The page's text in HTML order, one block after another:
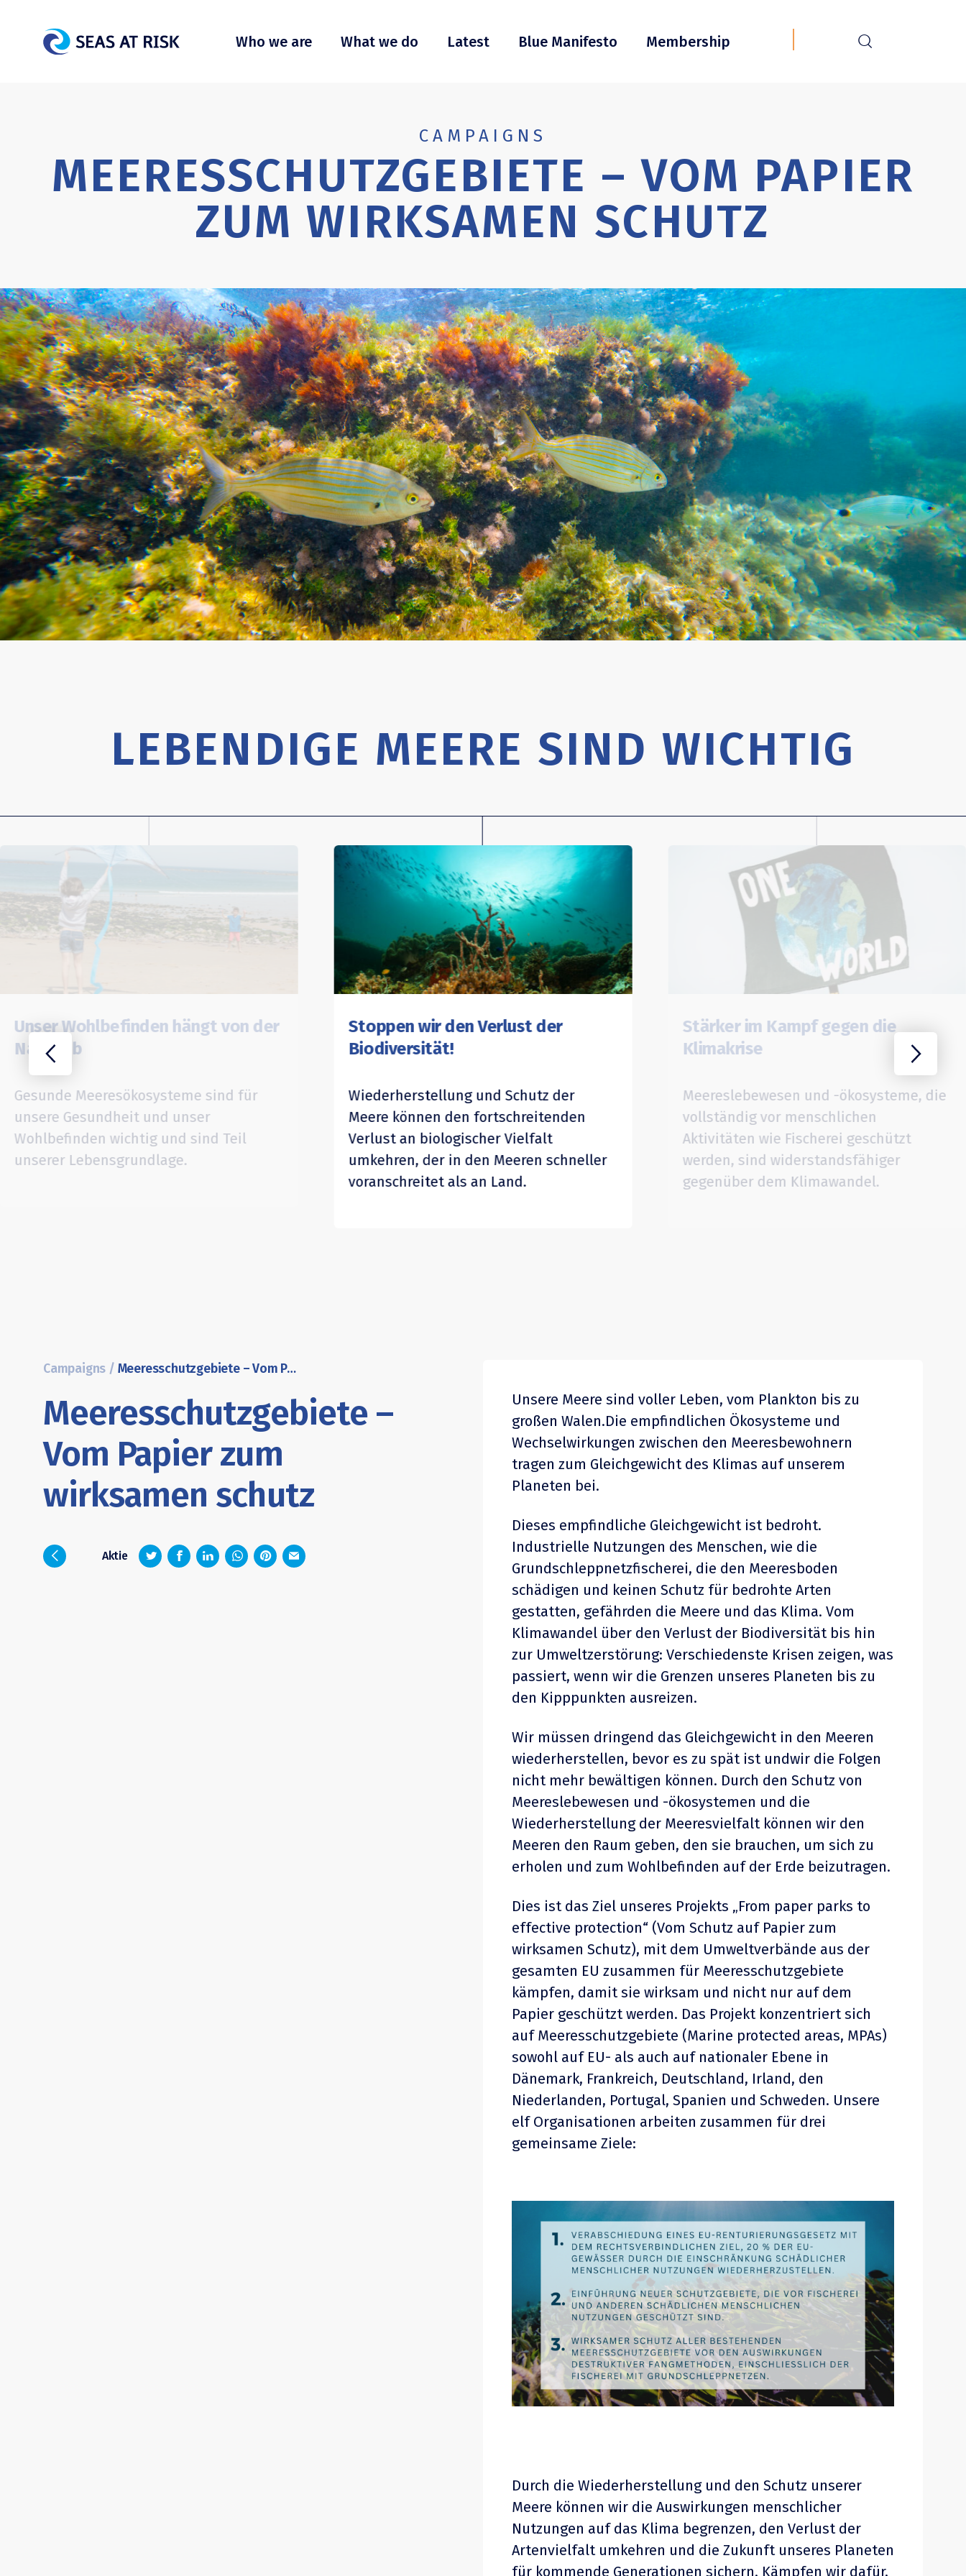
Who we are What we do Latest Blue Manifesto Membership r
CAMPAIGNS
MEERESSCHUTZGEBIETE – VOM PAPIER
ZUM WIRKSAMEN SCHUTZ
LEBENDIGE MEERE SIND WICHTIG
Unser Wohlbefinden hängt von der
Natur ab
Gesunde Meeresökosysteme sind für
unsere Gesundheit und unser
Wohlbefinden wichtig und sind Teil
unserer Lebensgrundlage.
Stoppen wir den Verlust der
Biodiversität!
Wiederherstellung und Schutz der
Meere können den fortschreitenden
Verlust an biologischer Vielfalt
umkehren, der in den Meeren schneller
voranschreitet als an Land.
Stärker im Kampf gegen die
Klimakrise
Meereslebewesen und -ökosysteme, die
vollständig vor menschlichen
Aktivitäten wie Fischerei geschützt
werden, sind widerstandsfähiger
gegenüber dem Klimawandel.
Campaigns / Meeresschutzgebiete – Vom Papier zum wirksamen schutz
Meeresschutzgebiete –
Vom Papier zum
wirksamen schutz
i Aktie z 1 4 6
Unsere Meere sind voller Leben, vom Plankton bis zu
großen Walen.Die empfindlichen Ökosysteme und
Wechselwirkungen zwischen den Meeresbewohnern
tragen zum Gleichgewicht des Klimas auf unserem
Planeten bei.
Dieses empfindliche Gleichgewicht ist bedroht.
Industrielle Nutzungen des Menschen, wie die
Grundschleppnetzfischerei, die den Meeresboden
schädigen und keinen Schutz für bedrohte Arten
gestatten, gefährden die Meere und das Klima. Vom
Klimawandel über den Verlust der Biodiversität bis hin
zur Umweltzerstörung: Verschiedenste Krisen zeigen, was
passiert, wenn wir die Grenzen unseres Planeten bis zu
den Kipppunkten ausreizen.
Wir müssen dringend das Gleichgewicht in den Meeren
wiederherstellen, bevor es zu spät ist undwir die Folgen
nicht mehr bewältigen können. Durch den Schutz von
Meereslebewesen und -ökosystemen und die
Wiederherstellung der Meeresvielfalt können wir den
Meeren den Raum geben, den sie brauchen, um sich zu
erholen und zum Wohlbefinden auf der Erde beizutragen.
Dies ist das Ziel unseres Projekts „From paper parks to
effective protection“ (Vom Schutz auf Papier zum
wirksamen Schutz), mit dem Umweltverbände aus der
gesamten EU zusammen für Meeresschutzgebiete
kämpfen, damit sie wirksam und nicht nur auf dem
Papier geschützt werden. Das Projekt konzentriert sich
auf Meeresschutzgebiete (Marine protected areas, MPAs)
sowohl auf EU- als auch auf nationaler Ebene in
Dänemark, Frankreich, Deutschland, Irland, den
Niederlanden, Portugal, Spanien und Schweden. Unsere
elf Organisationen arbeiten zusammen für drei
gemeinsame Ziele:
Durch die Wiederherstellung und den Schutz unserer
Meere können wir die Auswirkungen menschlicher
Nutzungen auf das Klima begrenzen, den Verlust der
Artenvielfalt umkehren und die Zukunft unseres Planeten
für kommende Generationen sichern. Kämpfen wir dafür,